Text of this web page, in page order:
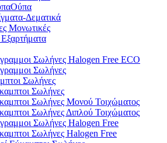
Ούπα
Δεματικά
Μονωτικές
Σωλήνες Halogen Free ECO
Σωλήνες
Σωλήνες
Σωλήνες
Σωλήνες Μονού Τοιχώματος
Σωλήνες Διπλού Τοιχώματος
Σωλήνες Halogen Free
Σωλήνες Halogen Free